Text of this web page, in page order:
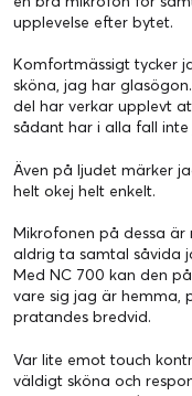
upplevelse efter bytet.
Komfortmässigt tycker
sköna, jag har
del har verkar upplevt
sådant har i alla fall
Även på ljudet märker
helt okej helt enkelt.
Mikrofonen på dessa är
aldrig ta samtal såvida
Med NC 700 kan den
vare sig jag är hemma,
pratandes bredvid.
Var lite emot touch
väldigt sköna och